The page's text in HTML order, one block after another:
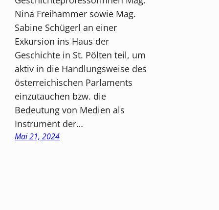
Nina Freihammer sowie Mag.
Sabine Schügerl an einer
Exkursion ins Haus der
Geschichte in St. Pölten teil, um
aktiv in die Handlungsweise des
österreichischen Parlaments
einzutauchen bzw. die
Bedeutung von Medien als
Instrument der…
Mai 21, 2024